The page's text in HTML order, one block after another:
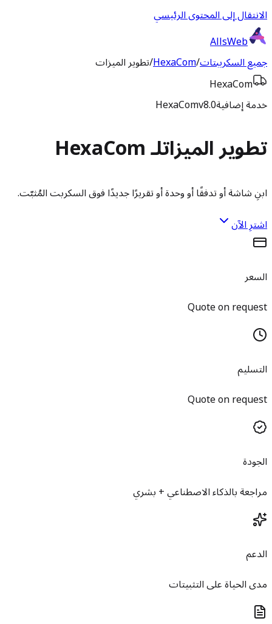
الانتقال إلى المحتوى الرئيسي
AllsWeb
جميع السكريبتات/
HexaCom
/تطوير الميزات
HexaCom
خدمة إضافية
HexaComv8.0
تطوير الميزاتلـ HexaCom
ابنِ شاشة أو تدفقًا أو وحدة أو تقريرًا جديدًا فوق السكربت المُثبّت.
اشترِ الآن
السعر
Quote on request
التسليم
Quote on request
الجودة
مراجعة بالذكاء الاصطناعي + بشري
الدعم
مدى الحياة على التثبيتات